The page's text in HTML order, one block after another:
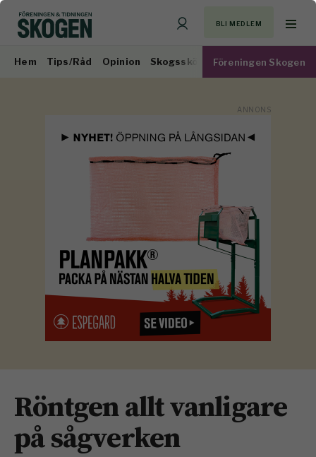
BLI MEDLEM
Hem Tips/Råd Opinion Skogsskötsel Virkesmarknad
Föreningen Skogen
Röntgen allt vanligare
på sågverken